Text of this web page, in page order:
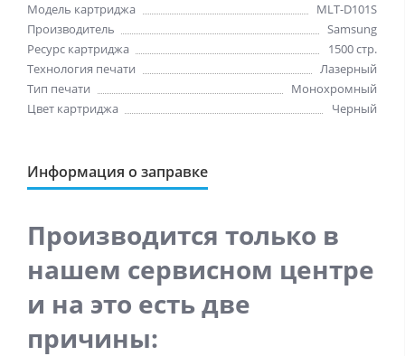
Модель картриджа
MLT-D101S
Производитель
Samsung
Ресурс картриджа
1500 стр.
Технология печати
Лазерный
Тип печати
Монохромный
Цвет картриджа
Черный
Информация о заправке
Производится только в
нашем сервисном центре
и на это есть две
причины: